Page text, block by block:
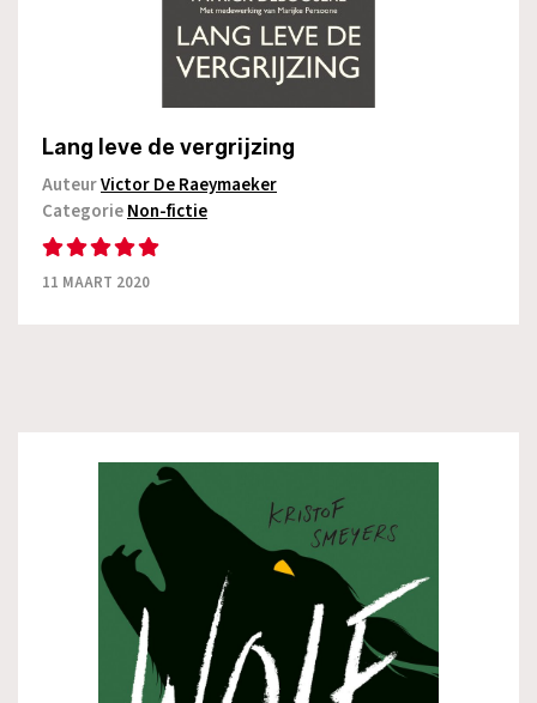
Lang leve de vergrijzing
AuteurVictor De Raeymaeker
CategorieNon-fictie
11 MAART 2020